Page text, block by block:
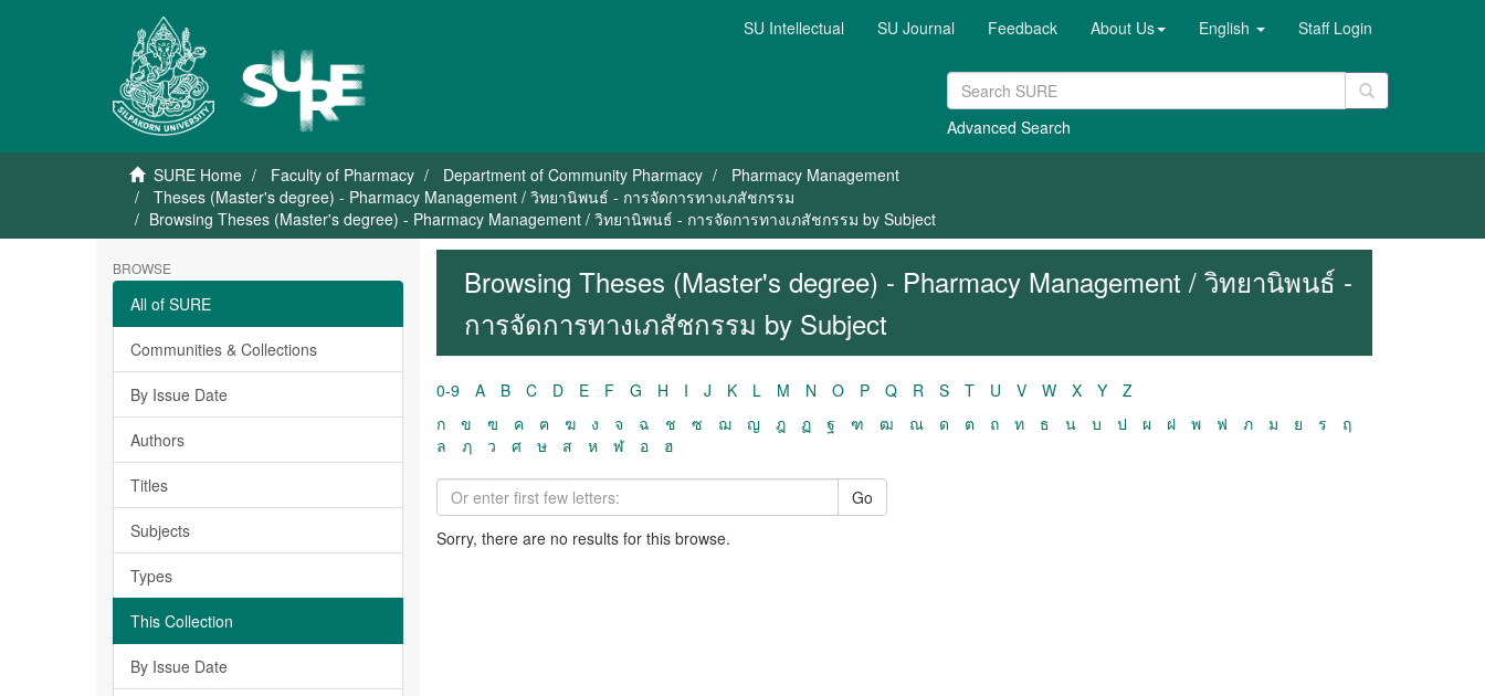
SU Intellectual SU Journal Feedback About Us English Staff Login
Advanced Search
SURE Home Faculty of Pharmacy Department of Community Pharmacy
Pharmacy Management
Theses (Master's degree) - Pharmacy Management / วิทยานิพนธ์ - การจัดการทางเภสัชกรรม
Browsing Theses (Master's degree) - Pharmacy Management / วิทยานิพนธ์ - การจัดการทางเภสัชกรรม by Subject
BROWSE
All of SURE
Communities & Collections
By Issue Date
Authors
Titles
Subjects
Types
This Collection
By Issue Date
Browsing Theses (Master's degree) - Pharmacy Management / วิทยานิพนธ์ -
การจัดการทางเภสัชกรรม by Subject
0-9 A B C D E F G H I J K L M N O P Q R S T U V W X Y
Z
ก
ข ฃ ค ฅ ฆ ง จ ฉ ช ซ ฌ ญ ฎ ฏ ฐ ฑ ฒ ณ ด ต ถ ท ธ น บ ป ผ ฝ พ ฟ ภ ม ย ร
ฤ
ล
ฦ ว ศ ษ ส ห ฬ อ ฮ
Go
Sorry, there are no results for this browse.